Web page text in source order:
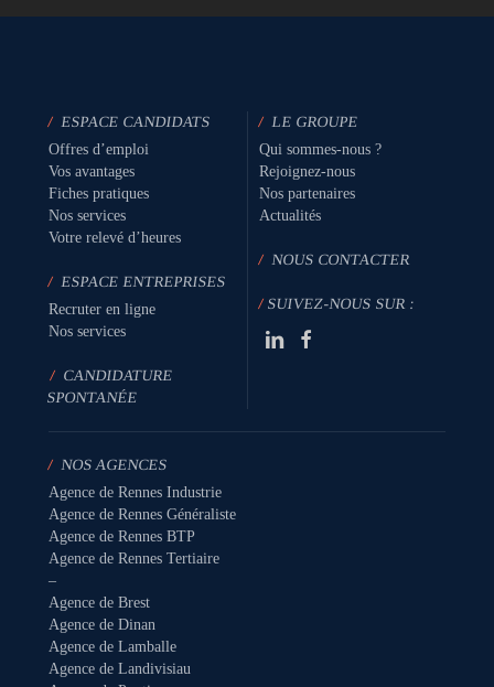
/ ESPACE CANDIDATS
Offres d’emploi
Vos avantages
Fiches pratiques
Nos services
Votre relevé d’heures
/ ESPACE ENTREPRISES
Recruter en ligne
Nos services
/ CANDIDATURE
SPONTANÉE
/ LE GROUPE
Qui sommes-nous ?
Rejoignez-nous
Nos partenaires
Actualités
/NOUS CONTACTER
/SUIVEZ-NOUS SUR :
/ NOS AGENCES
Agence de Rennes Industrie
Agence de Rennes Généraliste
Agence de Rennes BTP
Agence de Rennes Tertiaire
–
Agence de Brest
Agence de Dinan
Agence de Lamballe
Agence de Landivisiau